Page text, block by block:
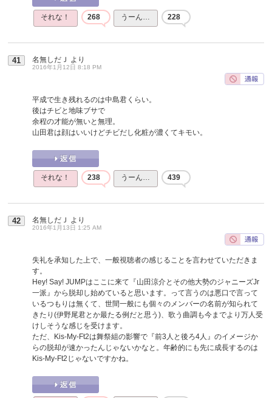
それな！ 268 うーん… 228
41 名無しだＪ より
2016年1月12日 8:18 PM
平成で生き残れるのは中島君くらい。
後はチビと地味ブサで
余程の才能が無いと無理。
山田君は顔はいいけどチビだし化粧が濃くてキモい。
それな！ 238 うーん… 439
42 名無しだＪ より
2016年1月13日 1:25 AM
失礼を承知した上で、一般視聴者の感じることを言わせていただきま
す。
Hey! Say! JUMPはここに来て『山田涼介とその他大勢のジャニーズJr
一派』から脱却し始めていると思います。って言うのは悪口で言って
いるつもりは無くて、世間一般にも個々のメンバーの名前が知られて
きたり(伊野尾君とか最たる例だと思う)、歌う曲調も今までより万人受
けしそうな感じを受けます。
ただ、Kis-My-Ft2は舞祭組の影響で『前3人と後ろ4人』のイメージか
らの脱却が速かったんじゃないかなと。年齢的にも先に成長するのは
Kis-My-Ft2じゃないですかね。